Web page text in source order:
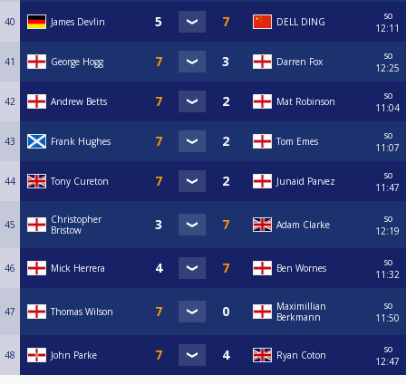
40 James Devlin DELL DING
so
12:11
41 George Hogg Darren Fox
so
12:25
42 Andrew Betts Mat Robinson
so
11:04
43 Frank Hughes Tom Emes
so
11:07
44 Tony Cureton Junaid Parvez
so
11:47
45
Christopher
Bristow
Adam Clarke
so
12:19
46 Mick Herrera Ben Wornes
so
11:32
47 Thomas Wilson
Maximillian
Berkmann
so
11:50
48 John Parke Ryan Coton
so
12:47